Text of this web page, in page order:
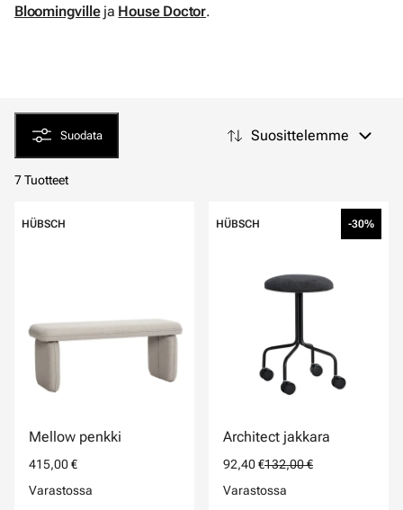
Bloomingvilleja House Doctor.
Suodata Suosittelemme
7 Tuotteet
HÜBSCH
Mellow penkki
415,00 €
Varastossa
HÜBSCH -30%
Architect jakkara
92,40 €132,00 €
Varastossa